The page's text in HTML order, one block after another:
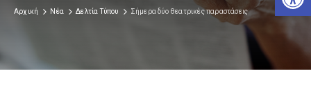
Αρχική Νέα Δελτία Τύπου Σήμερα δύο θεατρικές παραστάσεις